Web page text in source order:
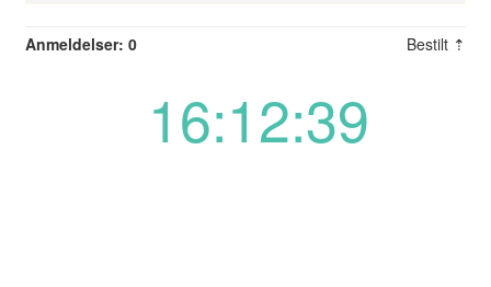
Anmeldelser: 0 Bestilt ⇡
16:12:39